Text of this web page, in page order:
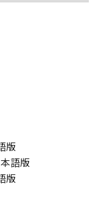
版
語版
版